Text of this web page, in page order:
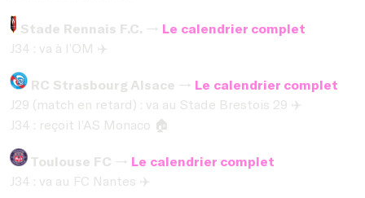
Stade Rennais F.C. → Le calendrier complet
J34 : va à l’OM ✈️
RC Strasbourg Alsace → Le calendrier complet
J29 (match en retard) : va au Stade Brestois 29 ✈️
J34 : reçoit l’AS Monaco 🏠
Toulouse FC → Le calendrier complet
J34 : va au FC Nantes ✈️